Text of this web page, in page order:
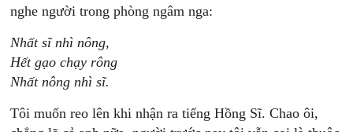
nghe người trong phòng ngâm nga:
Nhất sĩ nhì nông,
Hết gạo chạy rông
Nhất nông nhì sĩ.
Tôi muốn reo lên khi nhận ra tiếng Hồng Sĩ. Chao ôi,